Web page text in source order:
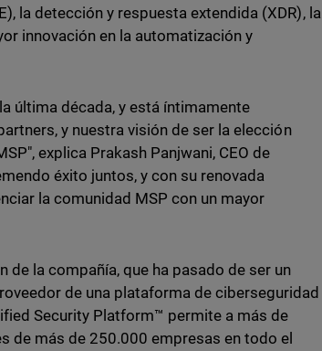
la detección y respuesta extendida (XDR), la
innovación en la automatización y
última década, y está íntimamente
y nuestra visión de ser la elección
explica Prakash Panjwani, CEO de
éxito juntos, y con su renovada
la comunidad MSP con un mayor
la compañía, que ha pasado de ser un
de una plataforma de ciberseguridad
Security Platform™ permite a más de
de más de 250.000 empresas en todo el